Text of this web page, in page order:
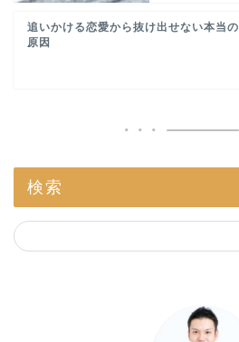
追いかける恋愛から抜け出せない本当の
原因
検索